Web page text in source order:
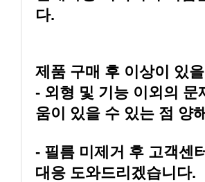
다.
제품 구매 후 이상이 있
움이 있을 수 있는 점 양
대응 도와드리겠습니다.